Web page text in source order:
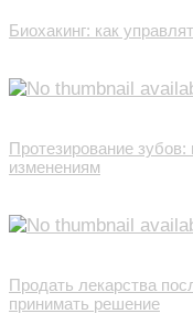
Биохакинг: как
Протезирование зубов:
изменениям
Продать лекарства
принимать решение